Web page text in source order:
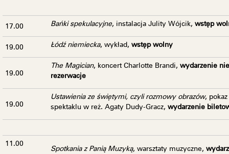
17.00 Bańki spekulacyjne, instalacja Julity Wójcik, wstęp
19.00 Łódź niemiecka, wykład, wstęp wolny
19.00
The Magician, koncert Charlotte Brandi, wydarzenie
rezerwacje
19.00
Ustawienia ze świętymi, czyli rozmowy obrazów,
spektaklu w reż. Agaty Dudy-Gracz, wydarzenie
11.00
Spotkania z Panią Muzyką, warsztaty muzyczne,